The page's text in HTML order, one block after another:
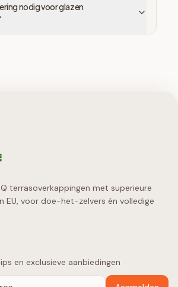
nodig voor glazen
terrasoverkappingen met superieure
EU, voor doe-het-zelvers én volledige
en exclusieve aanbiedingen